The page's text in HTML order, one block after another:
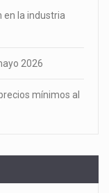
en la industria
2026
mínimos al